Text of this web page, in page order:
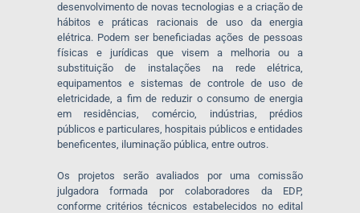
desenvolvimento de novas tecnologias e a criação de
hábitos e práticas racionais de uso da energia
elétrica. Podem ser beneficiadas ações de pessoas
físicas e jurídicas que visem a melhoria ou a
substituição de instalações na rede elétrica,
equipamentos e sistemas de controle de uso de
eletricidade, a fim de reduzir o consumo de energia
em residências, comércio, indústrias, prédios
públicos e particulares, hospitais públicos e entidades
beneficentes, iluminação pública, entre outros.
Os projetos serão avaliados por uma comissão
julgadora formada por colaboradores da EDP,
conforme critérios técnicos estabelecidos no edital